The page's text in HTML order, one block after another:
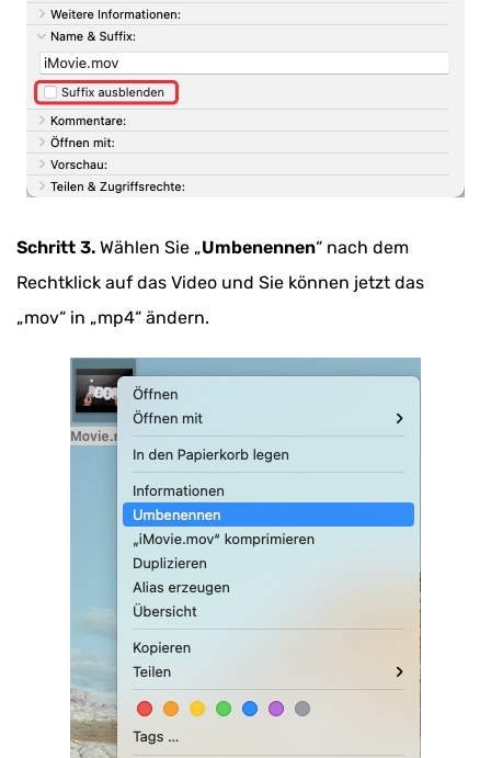
Schritt 3. Wählen Sie „Umbenennen“ nach dem
Rechtklick auf das Video und Sie können jetzt das
„mov“ in „mp4“ ändern.